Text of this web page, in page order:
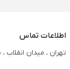
اطلاعات تماس
تهران ، میدان